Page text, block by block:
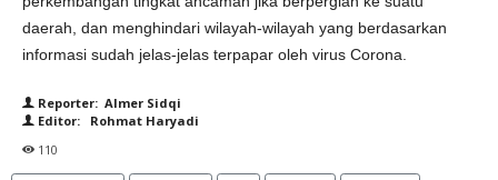
daerah, dan menghindari wilayah-wilayah yang berdasarkan
informasi sudah jelas-jelas terpapar oleh virus Corona.
Reporter: Almer Sidqi
Editor: Rohmat Haryadi
110